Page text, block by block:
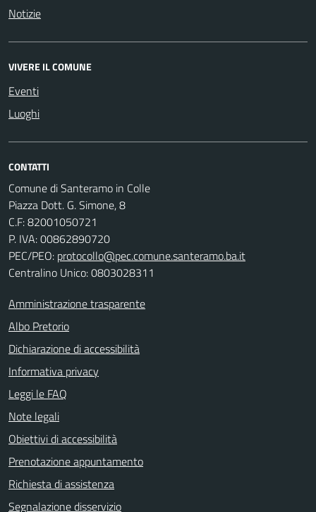
Notizie
VIVERE IL COMUNE
Eventi
Luoghi
CONTATTI
Comune di Santeramo in Colle
Piazza Dott. G. Simone, 8
C.F:82001050721
P. IVA:00862890720
PEC/PEO: protocollo@pec.comune.santeramo.ba.it
Centralino Unico: 0803028311
Amministrazione trasparente
Albo Pretorio
Dichiarazione di accessibilità
Informativa privacy
Leggi le FAQ
Note legali
Obiettivi di accessibilità
Prenotazione appuntamento
Richiesta di assistenza
Segnalazione disservizio